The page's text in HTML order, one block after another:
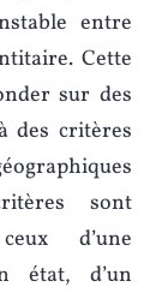
entre
Cette
sur des
des critères
sont
d’une
état, d’un